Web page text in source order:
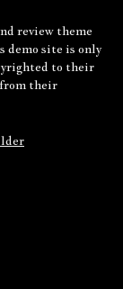
review theme
site is only
to their
their